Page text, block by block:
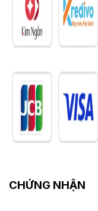
CHỨNG NHẬN